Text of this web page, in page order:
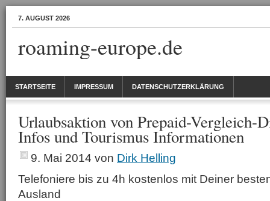
7. AUGUST 2026
roaming-europe.de
STARTSEITE IMPRESSUM DATENSCHUTZERKLÄRUNG
Urlaubsaktion von Prepaid-Vergleich-
Infos und Tourismus Informationen
9. Mai 2014 von Dirk Helling
Telefoniere bis zu 4h kostenlos mit Deiner
Ausland